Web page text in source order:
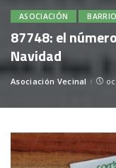
ASOCIACIÓN BARRIO
87748: el
Navidad
Posted
Asociación Vecinal